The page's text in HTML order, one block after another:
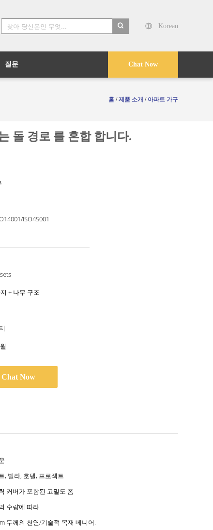
Korean
Chat Now
질문
홈 /제품 소개 / 아파트 가구
돌 경로 를 혼합 합니다.
ISO45001
+ 나무 구조
Chat Now
, 빌라, 호텔, 프로젝트
커버가 포함된 고밀도 폼
수량에 따라
두께의 천연/기술적 목재 베니어.